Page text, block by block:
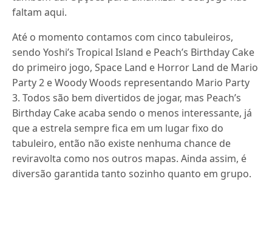
faltam aqui.
Até o momento contamos com cinco tabuleiros,
sendo Yoshi’s Tropical Island e Peach’s Birthday Cake
do primeiro jogo, Space Land e Horror Land de Mario
Party 2 e Woody Woods representando Mario Party
3. Todos são bem divertidos de jogar, mas Peach’s
Birthday Cake acaba sendo o menos interessante, já
que a estrela sempre fica em um lugar fixo do
tabuleiro, então não existe nenhuma chance de
reviravolta como nos outros mapas. Ainda assim, é
diversão garantida tanto sozinho quanto em grupo.